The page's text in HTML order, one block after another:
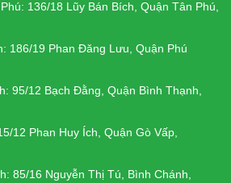
136/18 Lũy Bán Bích, Quận Tân Phú,
186/19 Phan Đăng Lưu, Quận Phú
95/12 Bạch Đằng, Quận Bình Thạnh,
12 Phan Huy Ích, Quận Gò Vấp,
85/16 Nguyễn Thị Tú, Bình Chánh,